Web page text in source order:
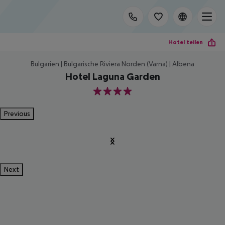
Hotel teilen
Bulgarien | Bulgarische Riviera Norden (Varna) | Albena
Hotel Laguna Garden
4
Previous
Next